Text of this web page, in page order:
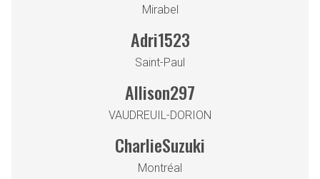
Mirabel
Adri1523
Saint-Paul
Allison297
VAUDREUIL-DORION
CharlieSuzuki
Montréal